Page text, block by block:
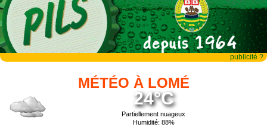
publicité ?
MÉTÉO À LOMÉ
24°C
Partiellement nuageux
Humidité: 88%